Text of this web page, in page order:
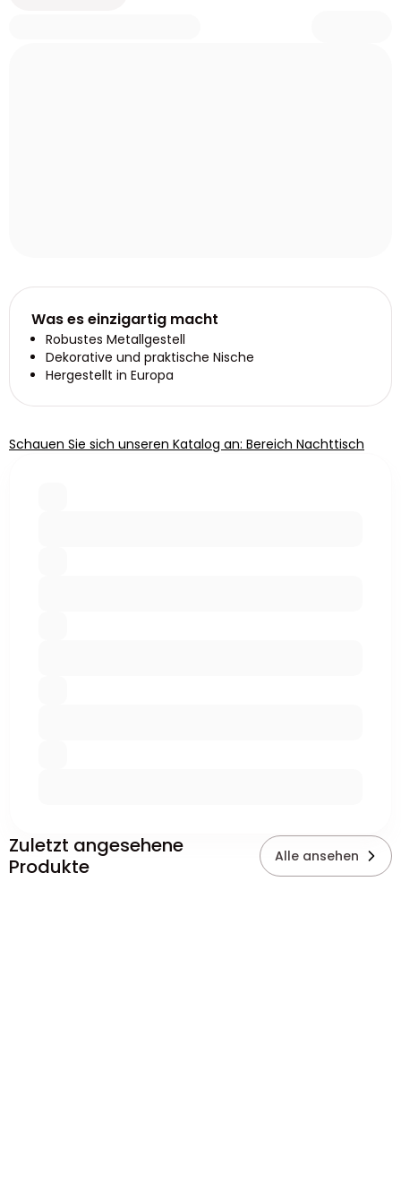
Was es einzigartig macht
Robustes Metallgestell
Dekorative und praktische Nische
Hergestellt in Europa
Schauen Sie sich unseren Katalog an: Bereich Nachttisch
Zuletzt angesehene
Produkte
Alle ansehen